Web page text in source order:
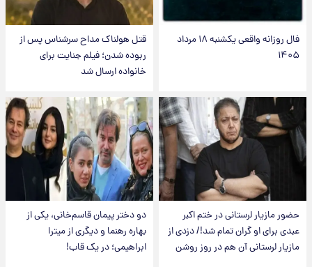
فال روزانه واقعی یکشنبه ۱۸ مرداد
۱۴۰۵
قتل هولناک مداح سرشناس پس از
ربوده شدن؛ فیلم جنایت برای
خانواده ارسال شد
حضور مازیار لرستانی در ختم اکبر
عبدی برای او گران تمام شد!/ دزدی از
مازیار لرستانی آن هم در روز روشن
دو دختر پیمان قاسم‌خانی، یکی از
بهاره رهنما و دیگری از میترا
ابراهیمی؛ در یک قاب!